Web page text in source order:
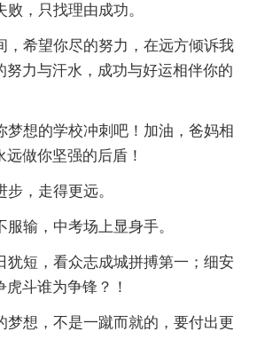
，只找理由成功。
希望你尽的努力，在远方倾诉我
努力与汗水，成功与好运相伴你的
想的学校冲刺吧！加油，爸妈相
做你坚强的后盾！
，走得更远。
输，中考场上显身手。
短，看众志成城拼搏第一；细安
斗谁为争锋？！
想，不是一蹴而就的，要付出更